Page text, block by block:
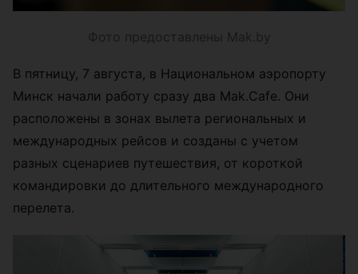
Фото предоставлены Mak.by
В пятницу, 7 августа, в Национальном аэропорту
Минск начали работу сразу два Mak.Cafe. Они
расположены в зонах вылета региональных и
международных рейсов и созданы с учетом
разных сценариев путешествия, от короткой
командировки до длительного международного
перелета.